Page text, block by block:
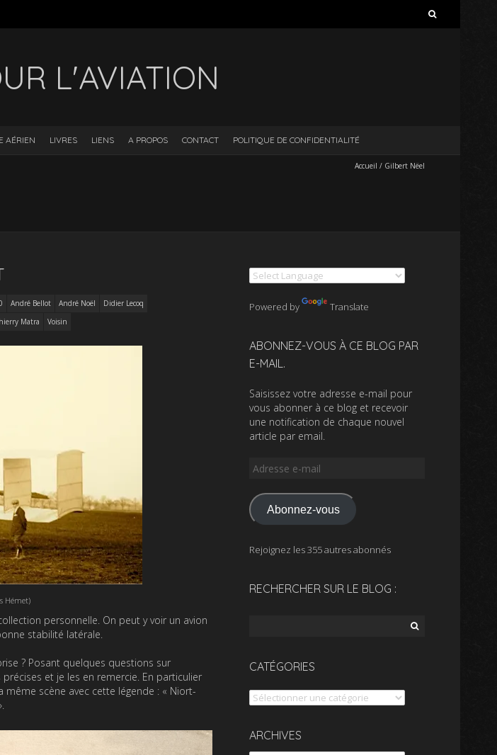
L'AVIATION
AÉRIEN LIVRES LIENS A PROPOS CONTACT POLITIQUE DE CONFIDENTIALITÉ
Accueil / Gilbert Nëel
André Bellot André Noël
Didier Lecoq
Matra Voisin
Hémet)
personnelle. On peut y voir un avion
stabilité latérale.
? Posant quelques questions sur
et je les en remercie. En particulier
scène avec cette légende : « Niort-
Powered by Translate
ABONNEZ-VOUS À CE BLOG PAR
E-MAIL.
Saisissez votre adresse e-mail pour
vous abonner à ce blog et recevoir
une notification de chaque nouvel
article par email.
Adresse
mail
Abonnez-vous
Rejoignez les 355 autres abonnés
RECHERCHER SUR LE BLOG :
CATÉGORIES
Catégories
ARCHIVES
Archives